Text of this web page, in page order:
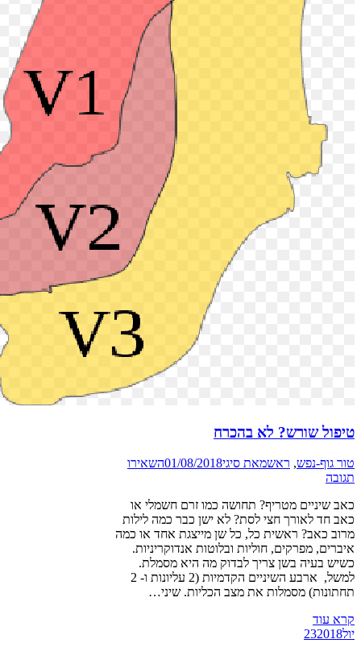
טיפול שורש? לא בהכרח
טור גוף-נפש, ראשמאת סיגי01/08/2018השאירו
תגובה
כאב שיניים מטריף? תחושה כמו זרם חשמלי או
כאב חד לאורך חצי לסת? לא ישן כבר כמה לילות
מרוב כאב? ראשית כל, כל שן מייצגת אחד או כמה
איברים, מפרקים, חוליות ובלוטות אנדוקריניות.
כשיש בעיה בשן צריך לבדוק מה היא מסמלת.
למשל, ארבע השיניים הקדמיות (2 עליונות ו- 2
תחתונות) מסמלות את מצב הכליות. שיני…
קרא עוד
יול
232018